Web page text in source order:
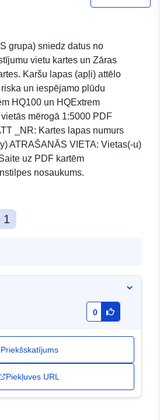
grupa) sniedz datus no
vietu kartes un Zāras
Karšu lapas (apļi) attēlo
un iespējamo plūdu
HQ100 un HQExtrem
mērogā 1:5000 PDF
_NR: Kartes lapas numurs
ATRAŠANĀS VIETA: Vietas(-u)
uz PDF kartēm
nosaukums.
1
0
Priekšskatījums
Piekļuves URL